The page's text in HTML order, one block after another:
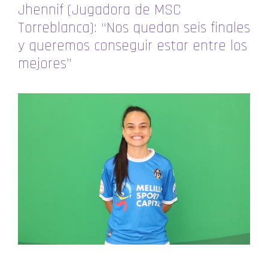
Jhennif (Jugadora de MSC
Torreblanca): “Nos quedan seis finales
y queremos conseguir estar entre los
mejores”